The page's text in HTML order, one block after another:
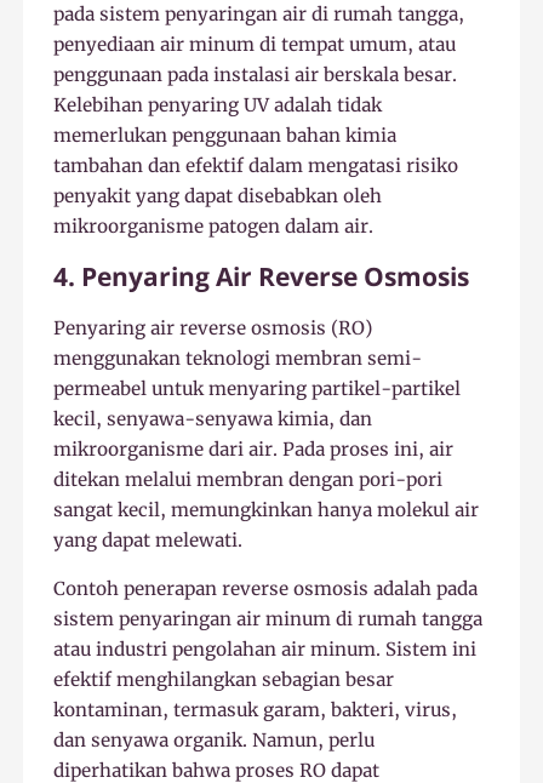
pada sistem penyaringan air di rumah tangga,
penyediaan air minum di tempat umum, atau
penggunaan pada instalasi air berskala besar.
Kelebihan penyaring UV adalah tidak
memerlukan penggunaan bahan kimia
tambahan dan efektif dalam mengatasi risiko
penyakit yang dapat disebabkan oleh
mikroorganisme patogen dalam air.
4. Penyaring Air Reverse Osmosis
Penyaring air reverse osmosis (RO)
menggunakan teknologi membran semi-
permeabel untuk menyaring partikel-partikel
kecil, senyawa-senyawa kimia, dan
mikroorganisme dari air. Pada proses ini, air
ditekan melalui membran dengan pori-pori
sangat kecil, memungkinkan hanya molekul air
yang dapat melewati.
Contoh penerapan reverse osmosis adalah pada
sistem penyaringan air minum di rumah tangga
atau industri pengolahan air minum. Sistem ini
efektif menghilangkan sebagian besar
kontaminan, termasuk garam, bakteri, virus,
dan senyawa organik. Namun, perlu
diperhatikan bahwa proses RO dapat